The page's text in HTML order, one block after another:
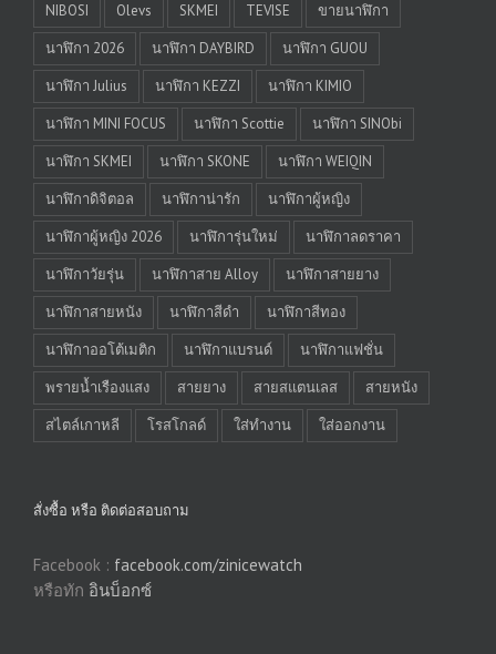
NIBOSI
Olevs SKMEI TEVISE
ขายนาฬิกา
นาฬิกา 2026
นาฬิกา DAYBIRD
นาฬิกา GUOU
นาฬิกา Julius
นาฬิกา KEZZI
นาฬิกา KIMIO
นาฬิกา MINI FOCUS
นาฬิกา Scottie
นาฬิกา SINObi
นาฬิกา SKMEI
นาฬิกา SKONE
นาฬิกา WEIQIN
นาฬิกาดิจิตอล
นาฬิกาน่ารัก
นาฬิกาผู้หญิง
นาฬิกาผู้หญิง 2026
นาฬิการุ่นใหม่
นาฬิกาลดราคา
นาฬิกาวัยรุ่น
นาฬิกาสาย Alloy
นาฬิกาสายยาง
นาฬิกาสายหนัง
นาฬิกาสีดำ
นาฬิกาสีทอง
นาฬิกาออโต้เมติก
นาฬิกาแบรนด์
นาฬิกาแฟชั่น
พรายน้ำเรืองแสง
สายยาง สายสแตนเลส
สายหนัง
สไตล์เกาหลี
โรสโกลด์ ใส่ทำงาน ใส่ออกงาน
สั่งซื้อ หรือ ติดต่อสอบถาม
Facebook : facebook.com/zinicewatch
หรือทัก อินบ็อกซ์